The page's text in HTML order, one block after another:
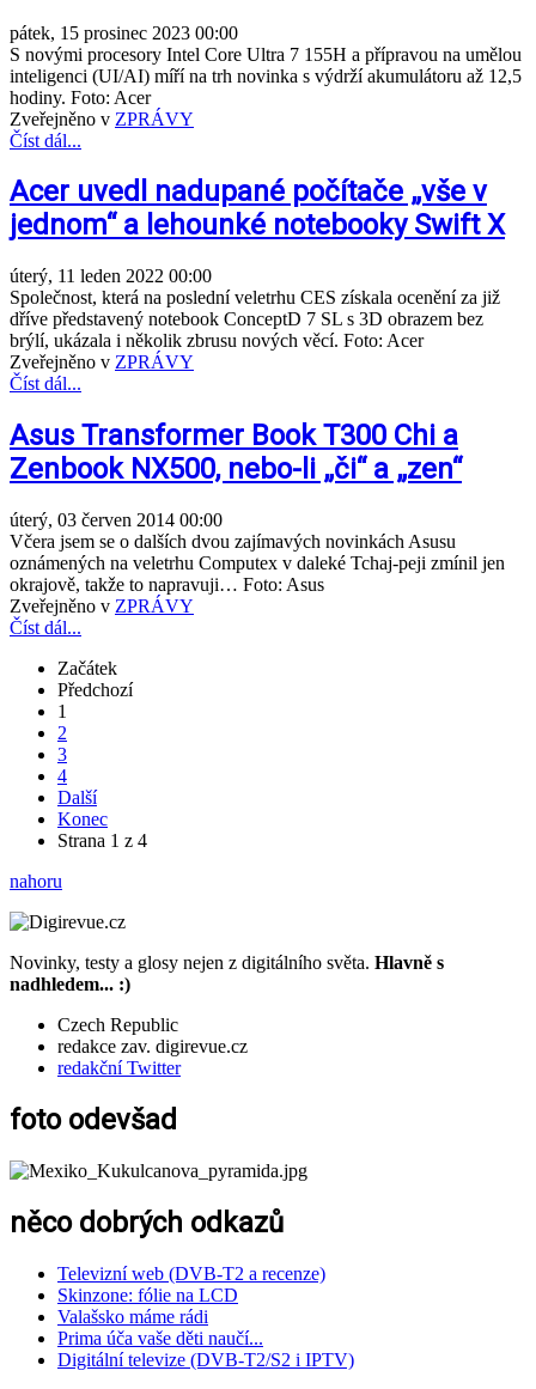
pátek, 15 prosinec 2023 00:00
S novými procesory Intel Core Ultra 7 155H a přípravou na umělou
inteligenci (UI/AI) míří na trh novinka s výdrží akumulátoru až 12,5
hodiny. Foto: Acer
Zveřejněno v ZPRÁVY
Číst dál...
Acer uvedl nadupané počítače „vše v
jednom“ a lehounké notebooky Swift X
úterý, 11 leden 2022 00:00
Společnost, která na poslední veletrhu CES získala ocenění za již
dříve představený notebook ConceptD 7 SL s 3D obrazem bez
brýlí, ukázala i několik zbrusu nových věcí. Foto: Acer
Zveřejněno v ZPRÁVY
Číst dál...
Asus Transformer Book T300 Chi a
Zenbook NX500, nebo-li „či“ a „zen“
úterý, 03 červen 2014 00:00
Včera jsem se o dalších dvou zajímavých novinkách Asusu
oznámených na veletrhu Computex v daleké Tchaj-peji zmínil jen
okrajově, takže to napravuji… Foto: Asus
Zveřejněno v ZPRÁVY
Číst dál...
Začátek
Předchozí
1
2
3
4
Další
Konec
Strana 1 z 4
nahoru
Novinky, testy a glosy nejen z digitálního světa. Hlavně s
nadhledem... :)
Czech Republic
redakce zav. digirevue.cz
redakční Twitter
foto odevšad
něco dobrých odkazů
Televizní web (DVB-T2 a recenze)
Skinzone: fólie na LCD
Valašsko máme rádi
Prima úča vaše děti naučí...
Digitální televize (DVB-T2/S2 i IPTV)